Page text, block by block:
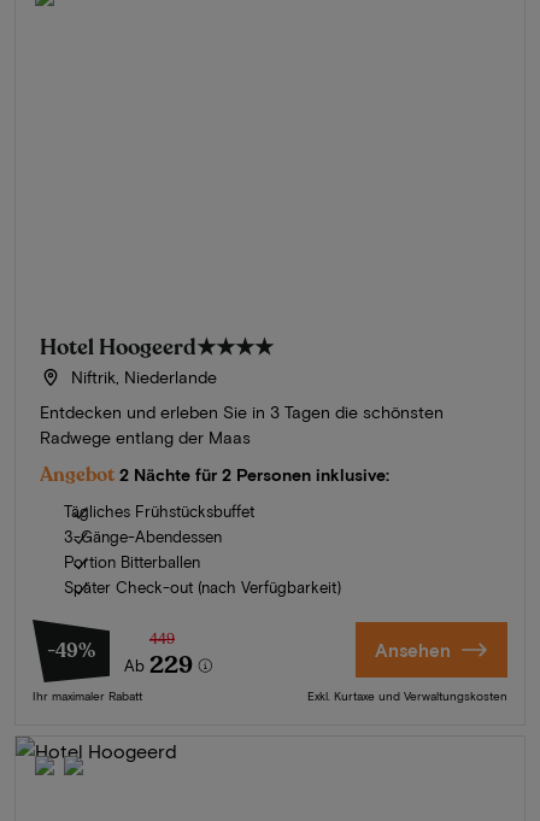
Hotel Hoogeerd★★★★
Niftrik, Niederlande
Entdecken und erleben Sie in 3 Tagen die schönsten
Radwege entlang der Maas
Angebot 2 Nächte für 2 Personen inklusive:
Tägliches Frühstücksbuffet
3-Gänge-Abendessen
Portion Bitterballen
Später Check-out (nach Verfügbarkeit)
-49%
Ab
449
229
Ihr maximaler Rabatt
Ansehen
Exkl. Kurtaxe und Verwaltungskosten